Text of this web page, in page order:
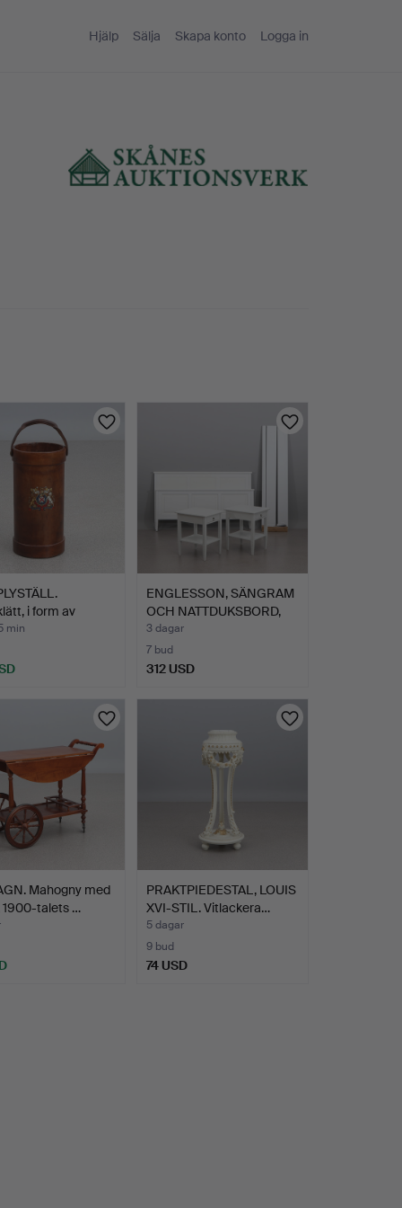
Hjälp Sälja Skapa konto Logga in
i form av
min
ENGLESSON, SÄNGRAM
OCH NATTDUKSBORD,
ETT P…
3 dagar
7 bud
312 USD
Mahogny med
1900-talets …
PRAKTPIEDESTAL, LOUIS
XVI-STIL. Vitlackera…
5 dagar
9 bud
74 USD